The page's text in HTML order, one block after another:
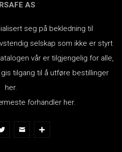
AS
seg på bekledning til
selskap som ikke er styrt
vår er tilgjengelig for alle,
tilgang til å utføre bestillinger
her.
forhandler her.